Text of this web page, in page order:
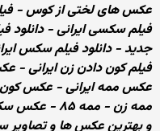
عکس های لختی از کوس -
فیلم سکسی ایرانی - دانلود
جدید - دانلود فیلم سکس
فیلم کون دادن زن ایرانی -
عکس ممه ایرانی - عکس
ممه زن - ممه
و بهترین عکس ها و